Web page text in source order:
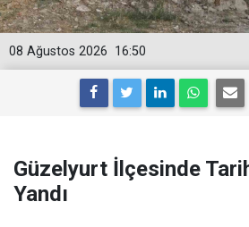
16:50
08 Ağustos 2026
Güzelyurt İlçesinde
Yandı